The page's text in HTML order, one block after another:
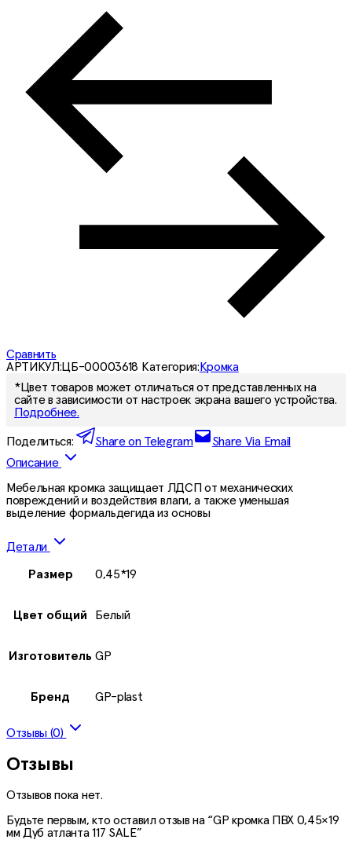
Сравнить
АРТИКУЛ:ЦБ-00003618 Категория: Кромка
*Цвет товаров может отличаться от представленных на
сайте в зависимости от настроек экрана вашего устройства.
Подробнее.
Поделиться: Share on Telegram
Share Via Email
Описание
Мебельная кромка защищает ЛДСП от механических
повреждений и воздействия влаги, а также уменьшая
выделение формальдегида из основы
Детали
Размер 0,45*19
Цвет общий Белый
Изготовитель GP
Бренд GP-plast
Отзывы (0)
Отзывы
Отзывов пока нет.
Будьте первым, кто оставил отзыв на “GP кромка ПВХ 0,45×19
мм Дуб атланта 117 SALE”